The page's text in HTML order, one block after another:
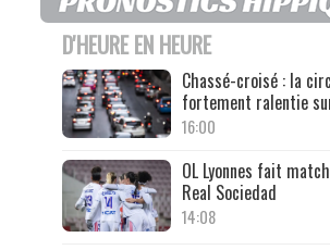
D'HEURE EN HEURE
Chassé-croisé : la
fortement ralentie
16:00
OL Lyonnes fait
Real Sociedad
14:08